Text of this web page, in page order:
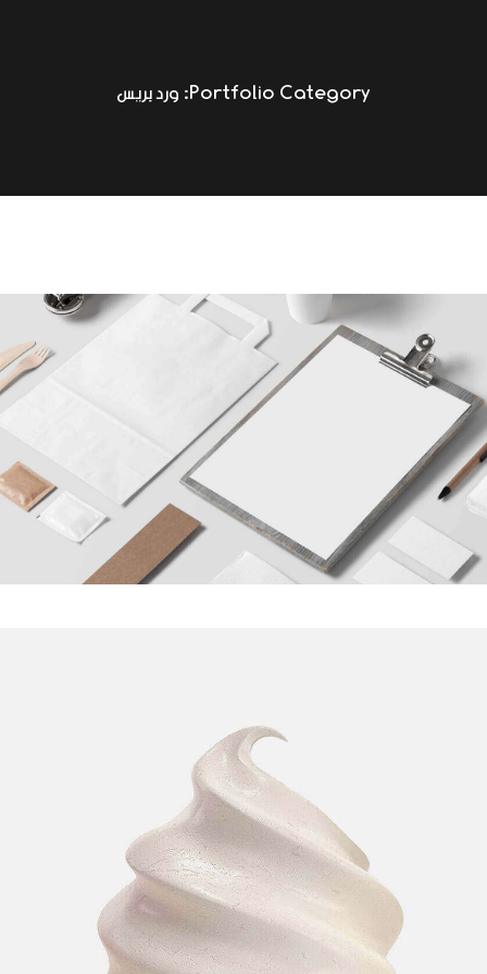
Portfolio Category: ورد بريس
محفظة عشرة
محفظة أربعة